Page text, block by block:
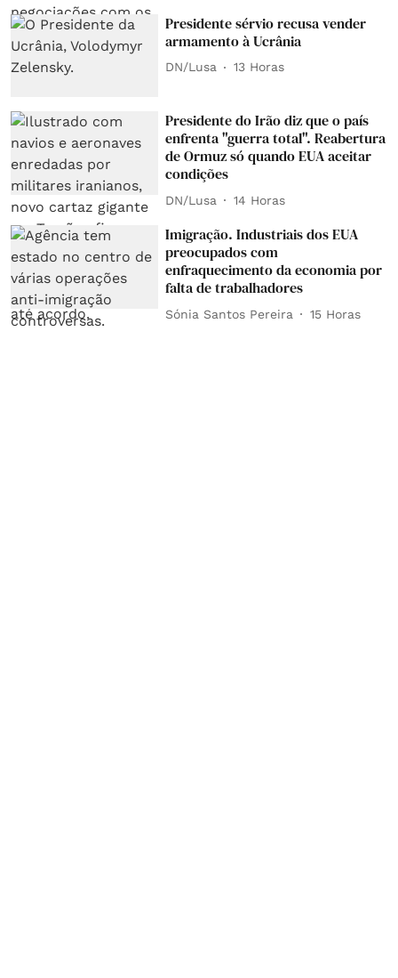
Presidente sérvio recusa vender
armamento à Ucrânia
DN/Lusa 13 Horas
Presidente do Irão diz que o país
enfrenta "guerra total". Reabertura
de Ormuz só quando EUA aceitar
condições
DN/Lusa 14 Horas
Imigração. Industriais dos EUA
preocupados com
enfraquecimento da economia por
falta de trabalhadores
Sónia Santos Pereira 15 Horas